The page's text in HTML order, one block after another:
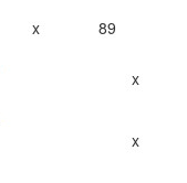
x 89
x
x